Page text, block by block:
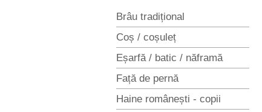
Brâu tradițional
Coș / coșuleț
Eșarfă / batic / năframă
Față de pernă
Haine românești - copii